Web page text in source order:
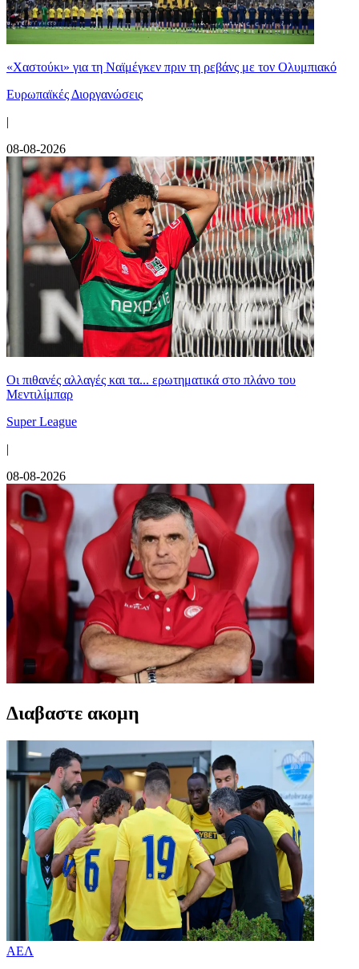
«Χαστούκι» για τη Ναϊμέγκεν πριν τη ρεβάνς με τον Ολυμπιακό
Ευρωπαϊκές Διοργανώσεις
|
08-08-2026
Οι πιθανές αλλαγές και τα... ερωτηματικά στο πλάνο του
Μεντιλίμπαρ
Super League
|
08-08-2026
Διαβαστε ακομη
ΑΕΛ